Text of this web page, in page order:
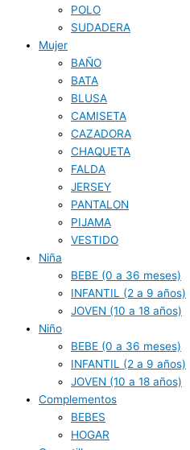
POLO
SUDADERA
Mujer
BAÑO
BATA
BLUSA
CAMISETA
CAZADORA
CHAQUETA
FALDA
JERSEY
PANTALON
PIJAMA
VESTIDO
Niña
BEBE (0 a 36 meses)
INFANTIL (2 a 9 años)
JOVEN (10 a 18 años)
Niño
BEBE (0 a 36 meses)
INFANTIL (2 a 9 años)
JOVEN (10 a 18 años)
Complementos
BEBES
HOGAR